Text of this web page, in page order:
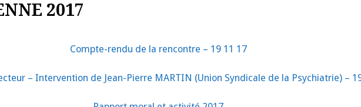
2017
Compte-rendu de la rencontre – 19 11 17
– Intervention de Jean-Pierre MARTIN (Union Syndicale de la Psychiatrie) –